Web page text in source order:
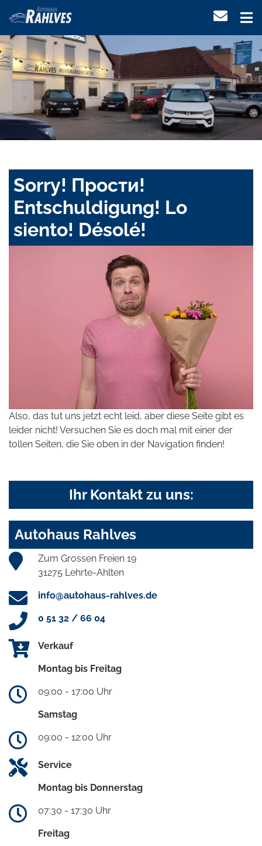
Sorry! Прости!
Entschuldigung! Lo
siento! Désolé!
Also, das tut uns jetzt echt leid, aber diese Seite gibt es
leider nicht! Versuchen Sie es doch mal mit einer der
tollen Seiten, die Sie oben in der Navigation finden!
Ihr Kontakt zu uns:
Autohaus Rahlves
Zum Grossen Freien 19
31275 Lehrte-Ahlten
info@autohaus-rahlves.de
0 51 32 / 66 04
Verkauf
Montag bis Freitag
09:00 - 17:00 Uhr
Samstag
09:00 - 12:00 Uhr
Service
Montag bis Donnerstag
07:30 - 17:30 Uhr
Freitag